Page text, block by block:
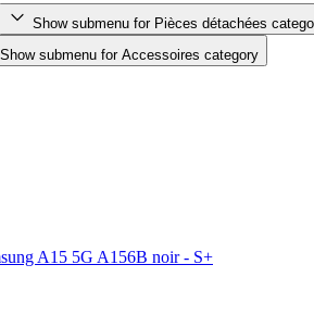
Show submenu for Pièces détachées
Show submenu for Accessoires category
A15 5G A156B noir - S+